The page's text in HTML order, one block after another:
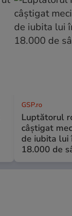
GSP.ro
Luptătorul
câștigat
de iubita lui
18.000 de